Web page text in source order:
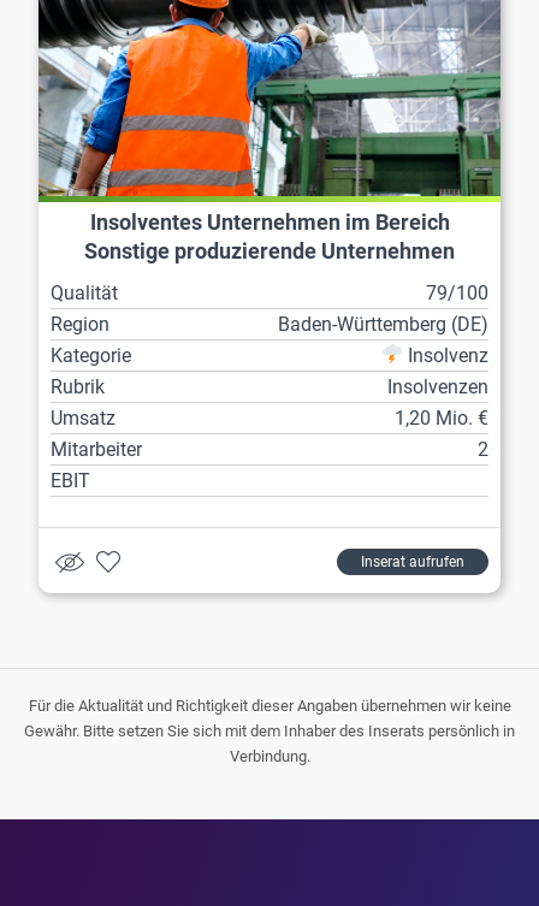
Insolventes Unternehmen im Bereich
Sonstige produzierende Unternehmen
Qualität
79/100
Region
Baden-Württemberg (DE)
Kategorie
Insolvenz
Rubrik
Insolvenzen
Umsatz
1,20 Mio. €
Mitarbeiter
2
EBIT
Inserat aufrufen
Für die Aktualität und Richtigkeit dieser Angaben übernehmen wir keine
Gewähr. Bitte setzen Sie sich mit dem Inhaber des Inserats persönlich in
Verbindung.